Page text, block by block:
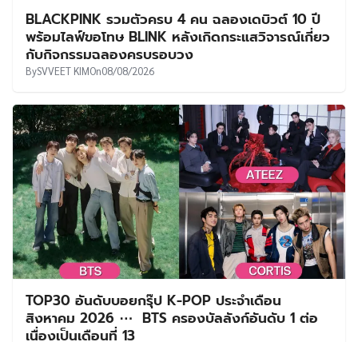
BLACKPINK รวมตัวครบ 4 คน ฉลองเดบิวต์ 10 ปี
พร้อมไลฟ์ขอโทษ BLINK หลังเกิดกระแสวิจารณ์เกี่ยว
กับกิจกรรมฉลองครบรอบวง
BySVVEET KIMOn08/08/2026
TOP30 อันดับบอยกรุ๊ป K-POP ประจำเดือน
สิงหาคม 2026 ⋯ BTS ครองบัลลังก์อันดับ 1 ต่อ
เนื่องเป็นเดือนที่ 13